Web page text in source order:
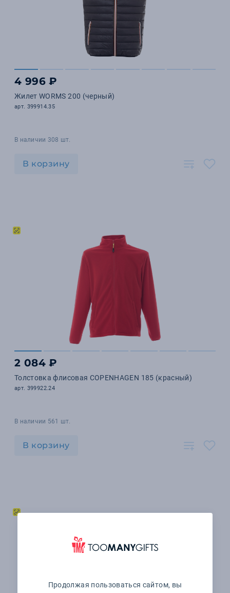
4 996 ₽
Жилет WORMS 200 (черный)
арт. 399914.35
В наличии 308 шт.
В корзину
2 084 ₽
Толстовка флисовая COPENHAGEN 185 (красный)
арт. 399922.24
В наличии 561 шт.
В корзину
Продолжая пользоваться сайтом, вы